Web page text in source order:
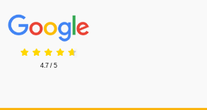
Prisjakt Anmeldelser: 4.7 Stjerne
4.7 / 5